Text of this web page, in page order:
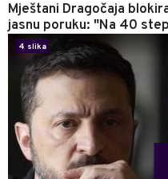
Mještani Dragočaja
jasnu poruku: "Na 40
4 slika